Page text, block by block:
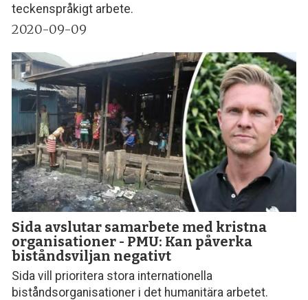
teckenspråkigt arbete.
2020-09-09
Sida avslutar samarbete med kristna
organisationer - PMU: Kan påverka
biståndsviljan negativt
Sida vill prioritera stora internationella
biståndsorganisationer i det humanitära arbetet.